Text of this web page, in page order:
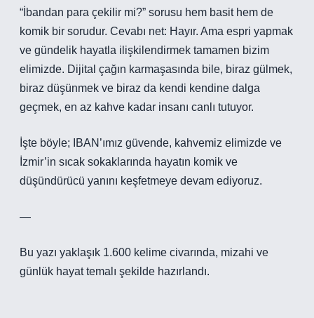
“İbandan para çekilir mi?” sorusu hem basit hem de
komik bir sorudur. Cevabı net: Hayır. Ama espri yapmak
ve gündelik hayatla ilişkilendirmek tamamen bizim
elimizde. Dijital çağın karmaşasında bile, biraz gülmek,
biraz düşünmek ve biraz da kendi kendine dalga
geçmek, en az kahve kadar insanı canlı tutuyor.
İşte böyle; IBAN’ımız güvende, kahvemiz elimizde ve
İzmir’in sıcak sokaklarında hayatın komik ve
düşündürücü yanını keşfetmeye devam ediyoruz.
—
Bu yazı yaklaşık 1.600 kelime civarında, mizahi ve
günlük hayat temalı şekilde hazırlandı.